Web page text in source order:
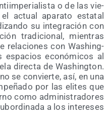
o de las vie­
actual apa­ra­to esta­tal
su inte­gra­ción con
tra­di­cio­nal, mien­tras
rela­cio­nes con Washing­
eco­nó­mi­cos al
direc­ta de Washing­ton.
se con­vier­te, así, en una
por las eli­tes que
como admi­nis­tra­do­res
a los intere­ses